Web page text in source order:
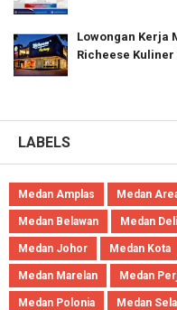
Lowongan Kerja
Richeese
LABELS
Medan Amplas Medan
Medan Belawan Medan Deli
Medan Johor Medan Kota
Medan Marelan Medan
Medan Polonia Medan